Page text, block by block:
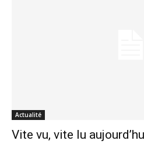
Actualité
Vite vu, vite lu